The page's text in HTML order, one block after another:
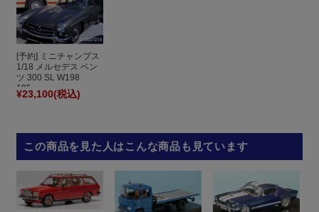
[予約] ミニチャンプス
1/18 メルセデス ベン
ツ 300 SL W198
195...
¥23,100(税込)
この商品を見た人はこんな商品も見ています